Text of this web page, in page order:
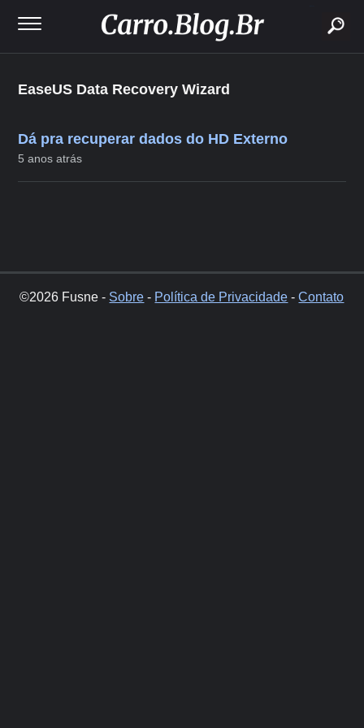
EaseUS Data Recovery Wizard
Dá pra recuperar dados do HD Externo
5 anos atrás
©2026 Fusne - Sobre - Política de Privacidade -Contato